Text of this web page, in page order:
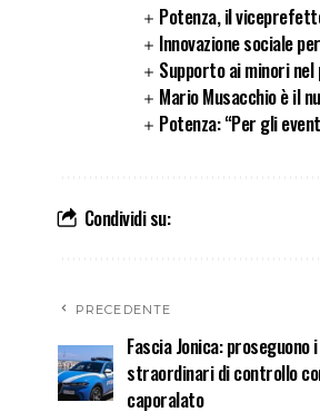
Potenza, il
Innovazione sociale
Supporto ai minori nel
Mario Musacchio è il
Potenza: “Per gli
Condividi su:
PRECEDENTE
Fascia Jonica: proseguono
straordinari di controllo
caporalato